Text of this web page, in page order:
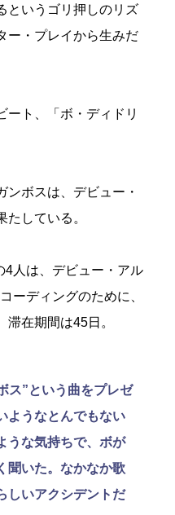
というゴリ押しのリズ
ー・プレイから生みだ
ート、「ボ・ディドリ
ンボスは、デビュー・
している。
4人は、デビュー・アル
ーディングのために、
在期間は45日。
ス”という曲をプレゼ
ようなとんでもない
うな気持ちで、ボが
聞いた。なかなか歌
しいアクシデントだ